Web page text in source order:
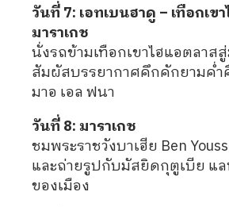
วันที่ 7: เอทเบนฮาดู – เทือกเข
มาราเกช
นั่งรถข้ามเทือกเขาไฮแอตลาส
สัมผัสบรรยากาศคึกคักยามค่ำ
มาอ เอล ฟนา
วันที่ 8: มาราเกช
ชมพระราชวังบาเฮีย Ben
และถ่ายรูปกับมัสยิดกุตูเบีย แ
ของเมือง